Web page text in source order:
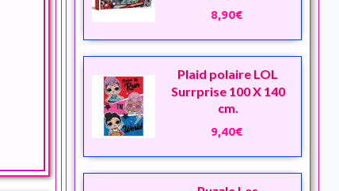
8,90€
Plaid polaire LOL
Surrprise 100 X 140
cm.
9,40€